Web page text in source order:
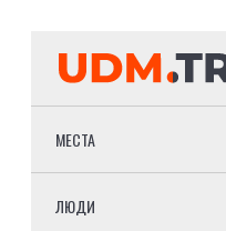
МЕСТА
ЛЮДИ